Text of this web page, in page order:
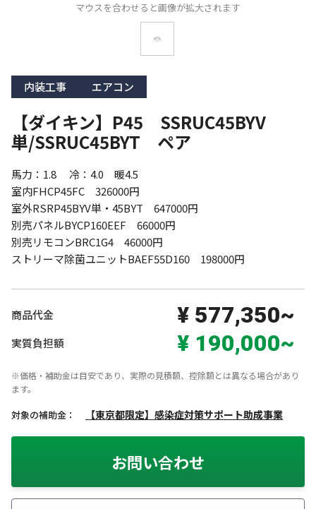
マウスを合わせると画像が拡大されます
内装工事 エアコン
【ダイキン】P45 SSRUC45BYV
単/SSRUC45BYT ペア
馬力：1.8 　冷：4.0　暖4.5
室内FHCP45FC　326000円
室外RSRP45BYV単・45BYT　647000円
別売パネルBYCP160EEF　66000円
別売リモコンBRC1G4　46000円
ストリーマ除菌ユニットBAEF55D160　198000円
商品代金 ¥ 577,350~
実質負担額 ¥ 190,000~
※価格・補助金は目安であり、実際の見積額、控除額とは異なる場合があり
ます。
対象の補助金： 【東京都限定】感染症対策サポート助成事業
お問い合わせ